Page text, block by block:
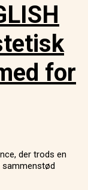
for
der trods en
sammenstød